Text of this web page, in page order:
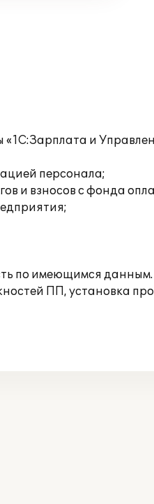
и
персонала;
и взносов с фонда
по имеющимся данным.
ПП, установка